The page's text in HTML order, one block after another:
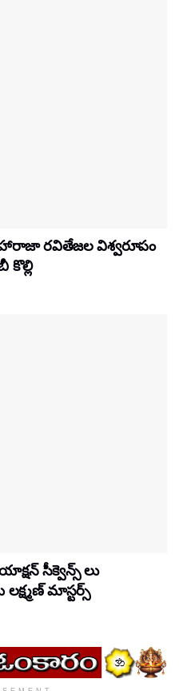
రవితేజల విశ్వరూపం
కొల్లి
సీక్వెన్స్ లు
మాస్టర్స్